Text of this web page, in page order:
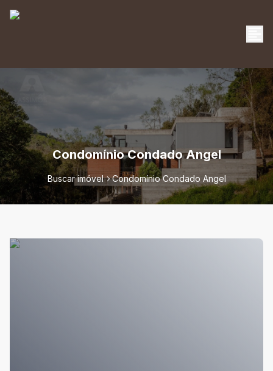
Condomínio Condado Angel
Buscar imóvel Condomínio Condado Angel